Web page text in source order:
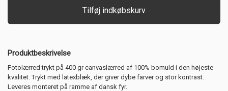
Tilføj indkøbskurv
Produktbeskrivelse
Fotolærred trykt på 400 gr canvaslærred af 100% bomuld i den højeste
kvalitet. Trykt med latexblæk, der giver dybe farver og stor kontrast.
Leveres monteret på ramme af dansk fyr.